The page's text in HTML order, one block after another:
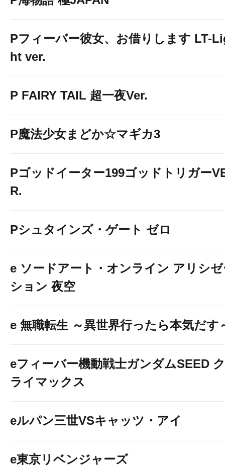
Pフィーバー彼女、お借りします LT-
ht ver.
P FAIRY TAIL 超一夜Ver.
P魔法少女まどか☆マギカ3
Pゴッドイーター199ゴッドトリガー
R.
Pシュタインズ・ゲート ゼロ
e ソードアート・オンライン アリシ
ション 夜空
e 無職転生 ～異世界行ったら本気だす
eフィーバー機動戦士ガンダムSEED ク
ライマックス
eルパン三世VSキャッツ・アイ
e東京リベンジャーズ